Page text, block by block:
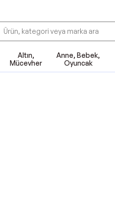
Altın,
Mücevher
Anne, Bebek,
Oyuncak